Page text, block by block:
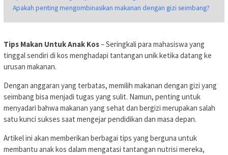
Apakah penting mengombinasikan makanan dengan gizi seimbang?
Tips Makan Untuk Anak Kos– Seringkali para mahasiswa yang
tinggal sendiri di kos menghadapi tantangan unik ketika datang ke
urusan makanan.
Dengan anggaran yang terbatas, memilih makanan dengan gizi yang
seimbang bisa menjadi tugas yang sulit. Namun, penting untuk
menyadari bahwa makanan yang sehat dan bergizi merupakan salah
satu kunci sukses saat mengejar pendidikan dan masa depan.
Artikel ini akan memberikan berbagai tips yang berguna untuk
membantu anak kos dalam mengatasi tantangan nutrisi mereka,